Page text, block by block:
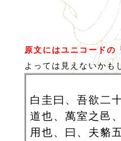
原文にはユニコードの
よっては見えないかも
白圭曰、吾欲二
道也、萬室之邑
用也、曰、夫貉